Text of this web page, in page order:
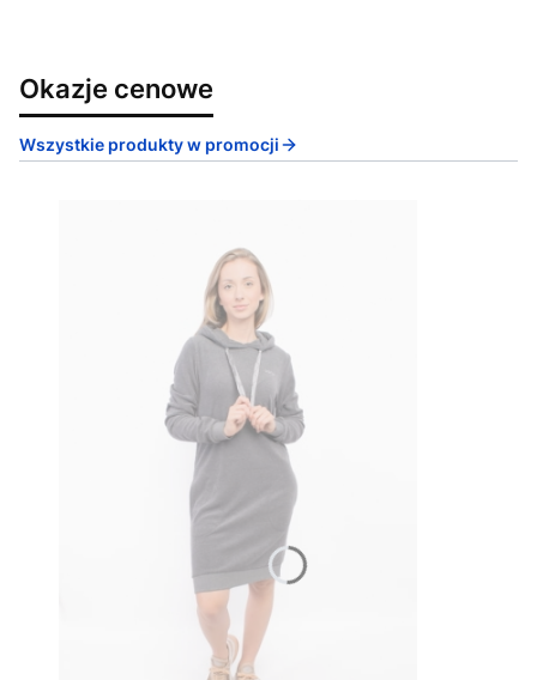
Okazje cenowe
Wszystkie produkty w promocji